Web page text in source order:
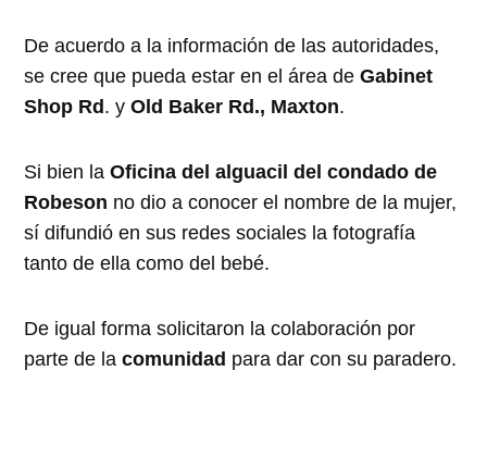
De acuerdo a la información de las autoridades,
se cree que pueda estar en el área deGabinet
Shop Rd. yOld Baker Rd., Maxton.
Si bien laOficina del alguacil del condado de
Robeson no dio a conocer el nombre de la mujer,
sí difundió en sus redes sociales la fotografía
tanto de ella como del bebé.
De igual forma solicitaron la colaboración por
parte de lacomunidad para dar con su paradero.